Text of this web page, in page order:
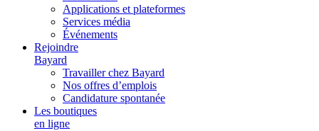
Applications et plateformes
Services média
Événements
Rejoindre
Bayard
Travailler chez Bayard
Nos offres d’emplois
Candidature spontanée
Les boutiques
en ligne